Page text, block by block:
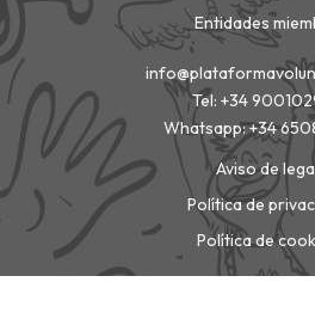
Entidades
Tel: +34
Whatsapp: +34
Aviso de
Política de
Política de